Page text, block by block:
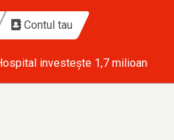
Contul tau
investește 1,7 milioane